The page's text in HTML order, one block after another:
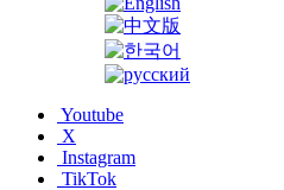
Youtube
X
Instagram
TikTok